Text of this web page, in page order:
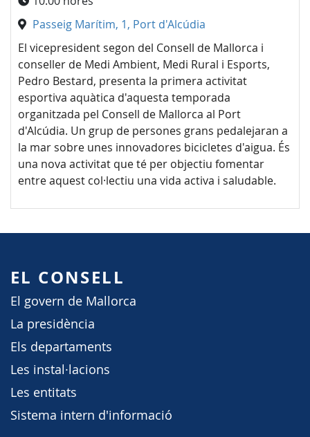
Passeig Marítim, 1, Port d'Alcúdia
El vicepresident segon del Consell de Mallorca i
conseller de Medi Ambient, Medi Rural i Esports,
Pedro Bestard, presenta la primera activitat
esportiva aquàtica d'aquesta temporada
organitzada pel Consell de Mallorca al Port
d'Alcúdia. Un grup de persones grans pedalejaran a
la mar sobre unes innovadores bicicletes d'aigua. És
una nova activitat que té per objectiu fomentar
entre aquest col·lectiu una vida activa i saludable.
EL CONSELL
El govern de Mallorca
La presidència
Els departaments
Les instal·lacions
Les entitats
Sistema intern d'informació